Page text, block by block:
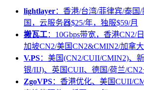
lightlayer：香港/台湾/菲律宾/泰国
国，云服务器$25/年，独服$59/月
搬瓦工：10Gbps带宽，香港CN2/
加坡CN2/美国CN2&CMIN2/加拿
V.PS：美国(CN2/CUII/CMIN2)、
银/IIJ)、英国CUII、德国/荷兰/
ZgoVPS：香港优化、美国CUII/